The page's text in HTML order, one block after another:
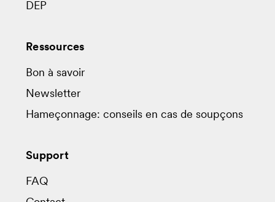
DEP
Ressources
Bon à savoir
Newsletter
Hameçonnage: conseils en cas de soupçons
Support
FAQ